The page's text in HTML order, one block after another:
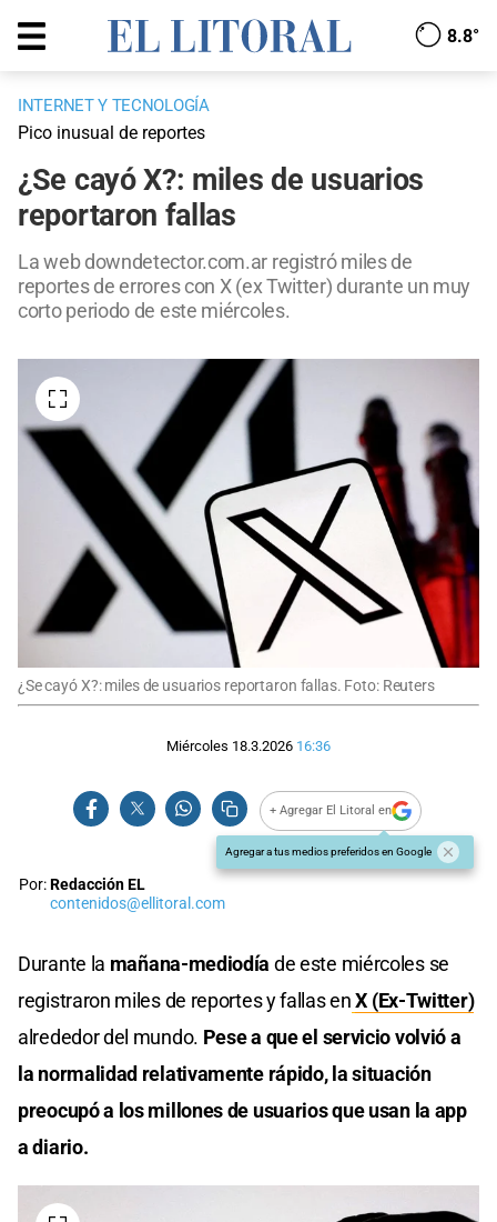
8.8°
INTERNET Y TECNOLOGÍA
Pico inusual de reportes
¿Se cayó X?: miles de usuarios
reportaron fallas
La web downdetector.com.ar registró miles de
reportes de errores con X (ex Twitter) durante un muy
corto periodo de este miércoles.
¿Se cayó X?: miles de usuarios reportaron fallas. Foto: Reuters
Miércoles 18.3.2026 16:36
+ Agregar El Litoral en
Agregar a tus medios preferidos en Google
Por:Redacción EL
contenidos@ellitoral.com
Durante la mañana-mediodía de este miércoles se
registraron miles de reportes y fallas en X (Ex-Twitter)
alrededor del mundo. Pese a que el servicio volvió a
la normalidad relativamente rápido, la situación
preocupó a los millones de usuarios que usan la app
a diario.